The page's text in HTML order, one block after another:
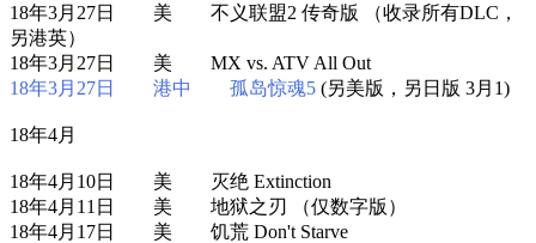
18年3月27日 美 不义联盟2 传奇版 （收录所有DLC，
另港英）
18年3月27日 美 MX vs. ATV All Out
18年3月27日 港中 孤岛惊魂5 (另美版，另日版 3月1)
18年4月
18年4月10日 美 灭绝 Extinction
18年4月11日 美 地狱之刃 （仅数字版）
18年4月17日 美 饥荒 Don't Starve